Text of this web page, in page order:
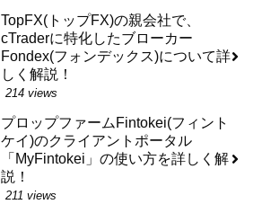
TopFX(トップFX)の親会社で、
cTraderに特化したブローカー
Fondex(フォンデックス)について詳
しく解説！
214 views
プロップファームFintokei(フィント
ケイ)のクライアントポータル
「MyFintokei」の使い方を詳しく解
説！
211 views